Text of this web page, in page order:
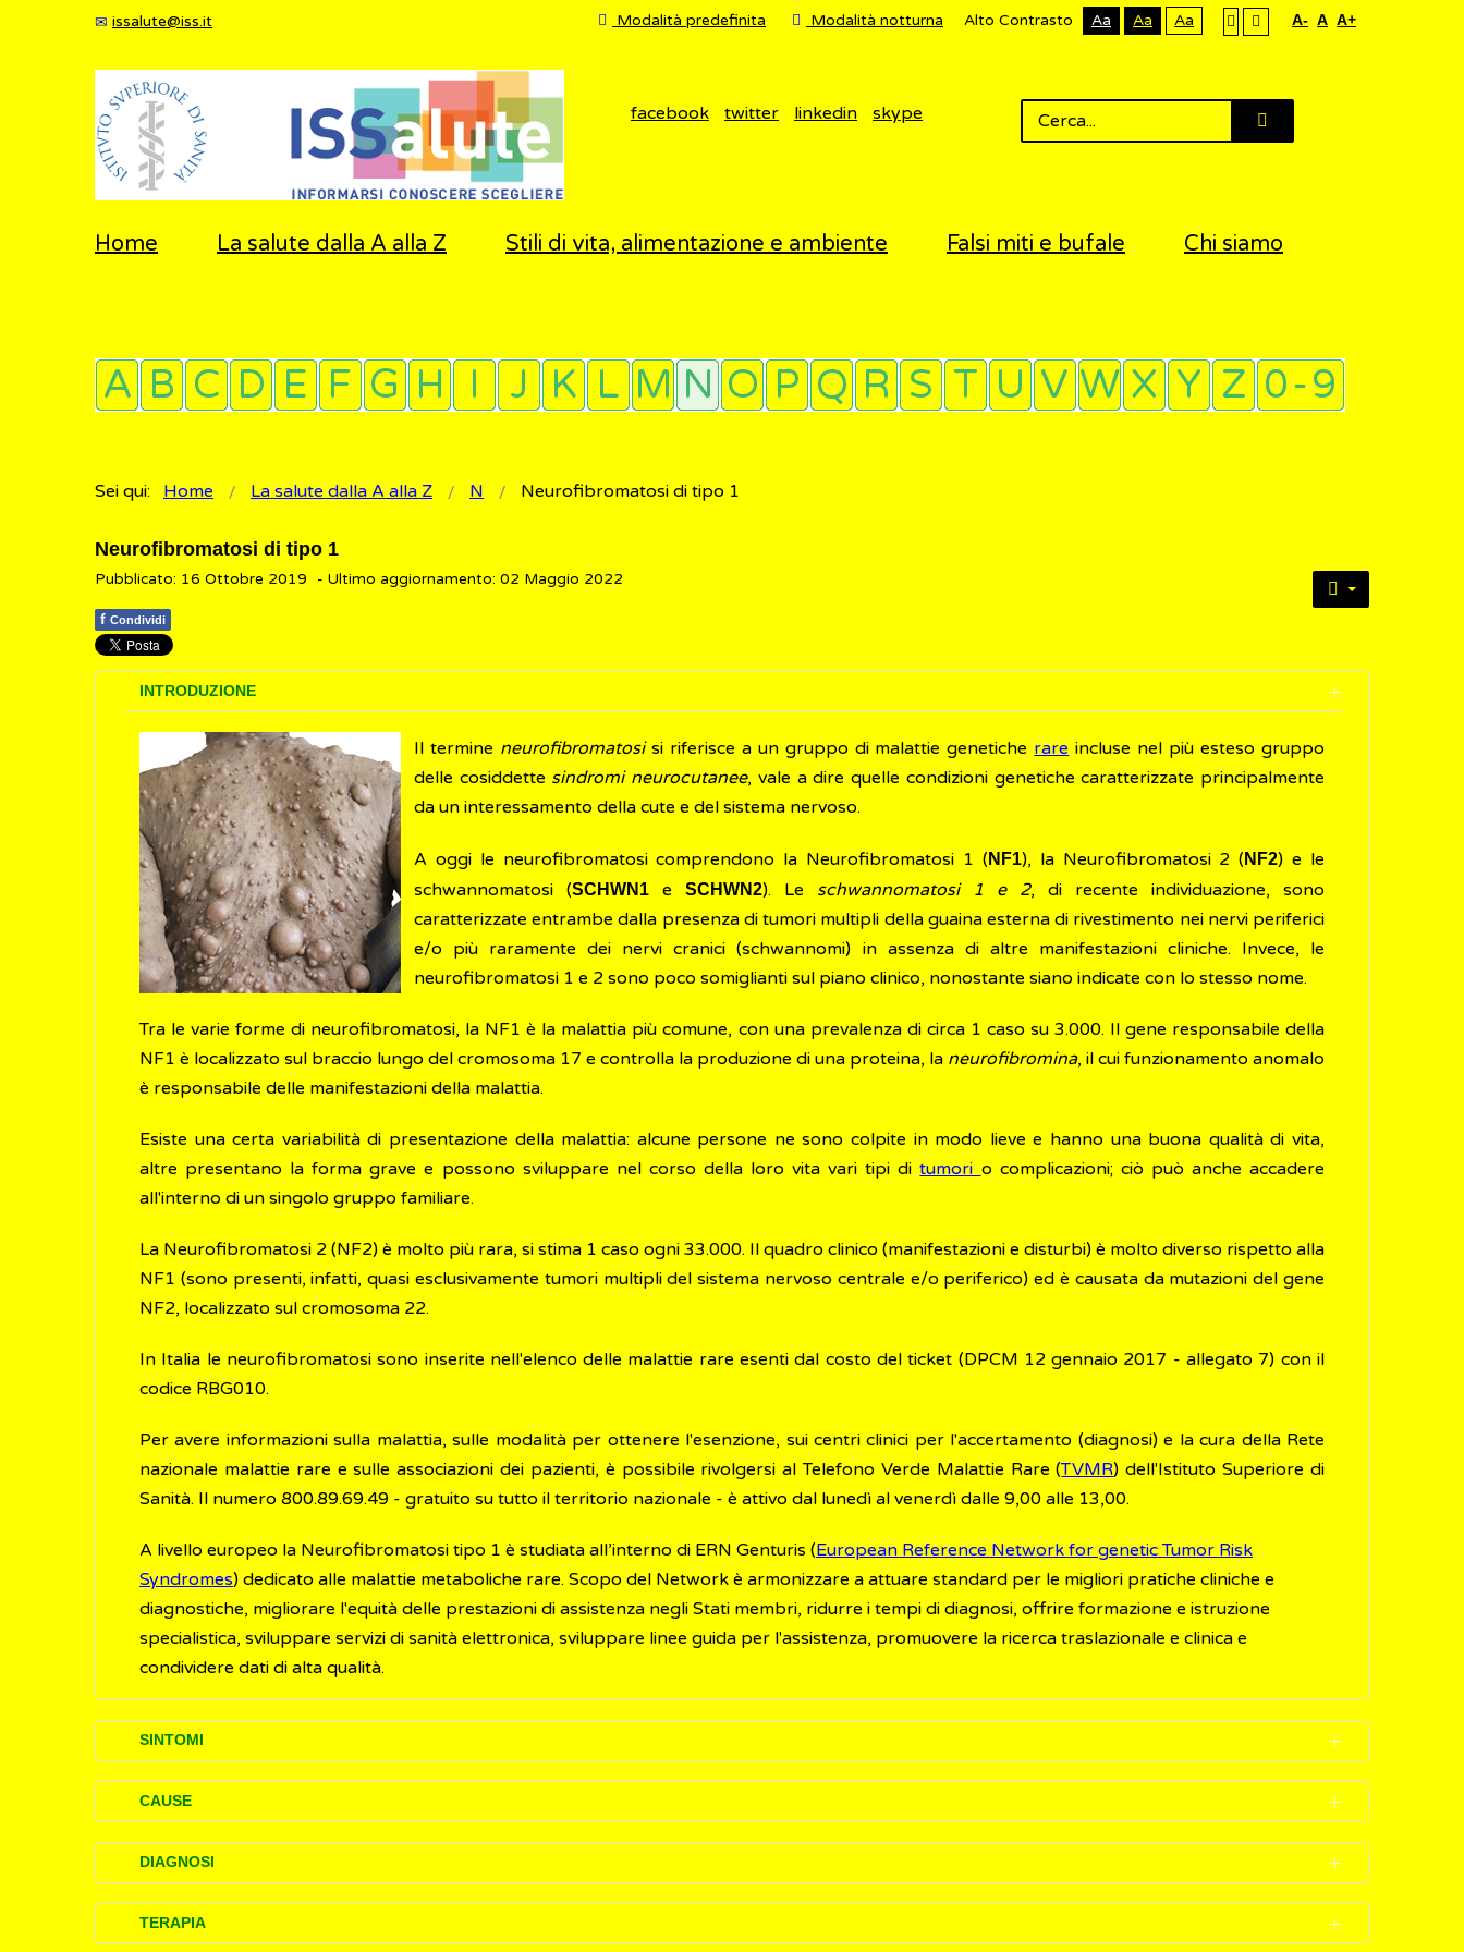
issalute@iss.it Modalità predefinita Modalità notturna Alto Contrasto Aa Aa Aa A- A A+
facebook twitter linkedin skype
Home La salute dalla A alla Z Stili di vita, alimentazione e ambiente Falsi miti e bufale Chi siamo
Sei qui: Home La salute dalla A alla Z N Neurofibromatosi di tipo 1
Neurofibromatosi di tipo 1
Pubblicato: 16 Ottobre 2019 - Ultimo aggiornamento: 02 Maggio 2022
f Condividi
INTRODUZIONE
Il termine neurofibromatosisi riferisce a un gruppo di malattie genetiche rare incluse nel più esteso gruppo
delle cosiddette sindromi neurocutanee, vale a dire quelle condizioni genetiche caratterizzate principalmente
da un interessamento della cute e del sistema nervoso.
A oggi le neurofibromatosi comprendono la Neurofibromatosi 1 ( NF1), la Neurofibromatosi 2 ( NF2) e le
schwannomatosi (SCHWN1 e SCHWN2). Le schwannomatosi 1 e 2, di recente individuazione, sono
caratterizzate entrambe dalla presenza di tumori multipli della guaina esterna di rivestimento nei nervi periferici
e/o più raramente dei nervi cranici (schwannomi) in assenza di altre manifestazioni cliniche. Invece, le
neurofibromatosi 1 e 2 sono poco somiglianti sul piano clinico, nonostante siano indicate con lo stesso nome.
Tra le varie forme di neurofibromatosi, la NF1 è la malattia più comune, con una prevalenza di circa 1 caso su 3.000. Il gene responsabile della
NF1 è localizzato sul braccio lungo del cromosoma 17 e controlla la produzione di una proteina, la neurofibromina, il cui funzionamento anomalo
è responsabile delle manifestazioni della malattia.
Esiste una certa variabilità di presentazione della malattia: alcune persone ne sono colpite in modo lieve e hanno una buona qualità di vita,
altre presentano la forma grave e possono sviluppare nel corso della loro vita vari tipi ditumori o complicazioni; ciò può anche accadere
all'interno di un singolo gruppo familiare.
La Neurofibromatosi 2 (NF2) è molto più rara, si stima 1 caso ogni 33.000. Il quadro clinico (manifestazioni e disturbi) è molto diverso rispetto alla
NF1 (sono presenti, infatti, quasi esclusivamente tumori multipli del sistema nervoso centrale e/o periferico) ed è causata da mutazioni del gene
NF2, localizzato sul cromosoma 22.
In Italia le neurofibromatosi sono inserite nell'elenco delle malattie rare esenti dal costo del ticket (DPCM 12 gennaio 2017 - allegato 7) con il
codice RBG010.
Per avere informazioni sulla malattia, sulle modalità per ottenere l'esenzione, sui centri clinici per l'accertamento (diagnosi) e la cura della Rete
nazionale malattie rare e sulle associazioni dei pazienti, è possibile rivolgersi al Telefono Verde Malattie Rare (TVMR) dell'Istituto Superiore di
Sanità. Il numero 800.89.69.49 - gratuito su tutto il territorio nazionale - è attivo dal lunedì al venerdì dalle 9,00 alle 13,00.
A livello europeo la Neurofibromatosi tipo 1 è studiata all’interno di ERN Genturis (European Reference Network for genetic Tumor Risk
Syndromes) dedicato alle malattie metaboliche rare. Scopo del Network è armonizzare a attuare standard per le migliori pratiche cliniche e
diagnostiche, migliorare l'equità delle prestazioni di assistenza negli Stati membri, ridurre i tempi di diagnosi, offrire formazione e istruzione
specialistica, sviluppare servizi di sanità elettronica, sviluppare linee guida per l'assistenza, promuovere la ricerca traslazionale e clinica e
condividere dati di alta qualità.
SINTOMI
Clinicamente la Neurofibromatosi 1 (NF1) è caratterizzata da tre tipi di manifestazioni:
diagnostici insieme ad alcune tra le complicazioni tipiche della malattia
complicazioni
CAUSE
La Neurofibromatosi di tipo 1 (NF1) è causata da mutazioni del gene chiamato NF1. I geni contengono le informazioni che determinano tutte le
caratteristiche dell'essere umano. Unamutazionegenetica è un cambiamento permanente nella sequenza diDNAche costituisce il gene stesso. Il
gene NF1 è responsabile della produzione di una
delle cellule ed è importante in diverse vie metaboliche intracellulari di svariati tessuti (ad esempio, tessuto osseo, tessuto nervoso). Il difetto del
DIAGNOSI
La Neurofibromatosi di tipo 1 (NF1) di solito è accertata (diagnosticata) sulla base di segni e disturbi (sintomi) abbastanza tipici. Per
TERAPIA